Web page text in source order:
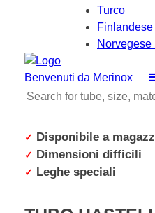
Turco
Finlandese
Norvegese
Benvenuti da Merinox
✓ Disponibile a
✓ Dimensioni difficili
✓ Leghe speciali